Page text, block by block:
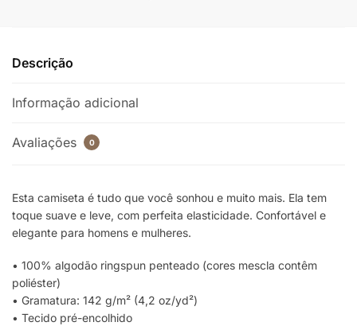
Descrição
Informação adicional
Avaliações 0
Esta camiseta é tudo que você sonhou e muito mais. Ela tem
toque suave e leve, com perfeita elasticidade. Confortável e
elegante para homens e mulheres.
• 100% algodão ringspun penteado (cores mescla contêm
poliéster)
• Gramatura: 142 g/m² (4,2 oz/yd²)
• Tecido pré-encolhido